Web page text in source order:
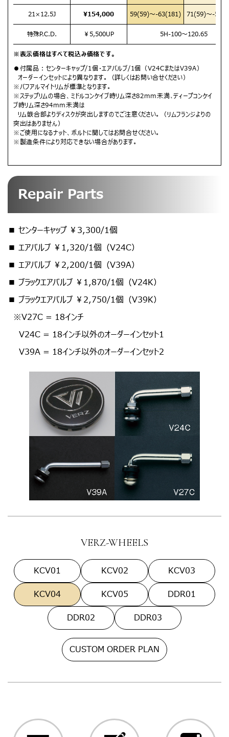
21×12.5J ¥154,000 59(59)～-63(181) 71(59)～-
特殊P.C.D. ￥5,500UP 5H-100～120.65
※表示価格はすべて税込み価格です。
●付属品：センターキャップ/1個・エアバルブ/1個（V24CまたはV39A）
オーダーインセットにより異なります。（詳しくはお問い合せください）
※バフアルマイトリムが標準となります。
※ステップリムの場合、ミドルコンケイブ時リム深さ82mm未満､ディープコンケイ
ブ時リム深さ94mm未満は
リム篏合部よりディスクが突出しますのでご注意ください。（リムフランジよりの
突出はありません）
※ご使用になるナット、ボルトに関してはお問合せください。
※製造条件により対応できない場合があります。
Repair Parts
■ センターキャップ ￥3,300/1個
■ エアバルブ ￥1,320/1個（V24C）
■ エアバルブ ￥2,200/1個（V39A）
■ ブラックエアバルブ ￥1,870/1個（V24K）
■ ブラックエアバルブ ￥2,750/1個（V39K）
※V27C = 18インチ
V24C = 18インチ以外のオーダーインセット1
V39A = 18インチ以外のオーダーインセット2
VERZ-WHEELS
KCV01 KCV02
KCV03
KCV04
KCV05
DDR01
DDR02
DDR03
CUSTOM ORDER PLAN